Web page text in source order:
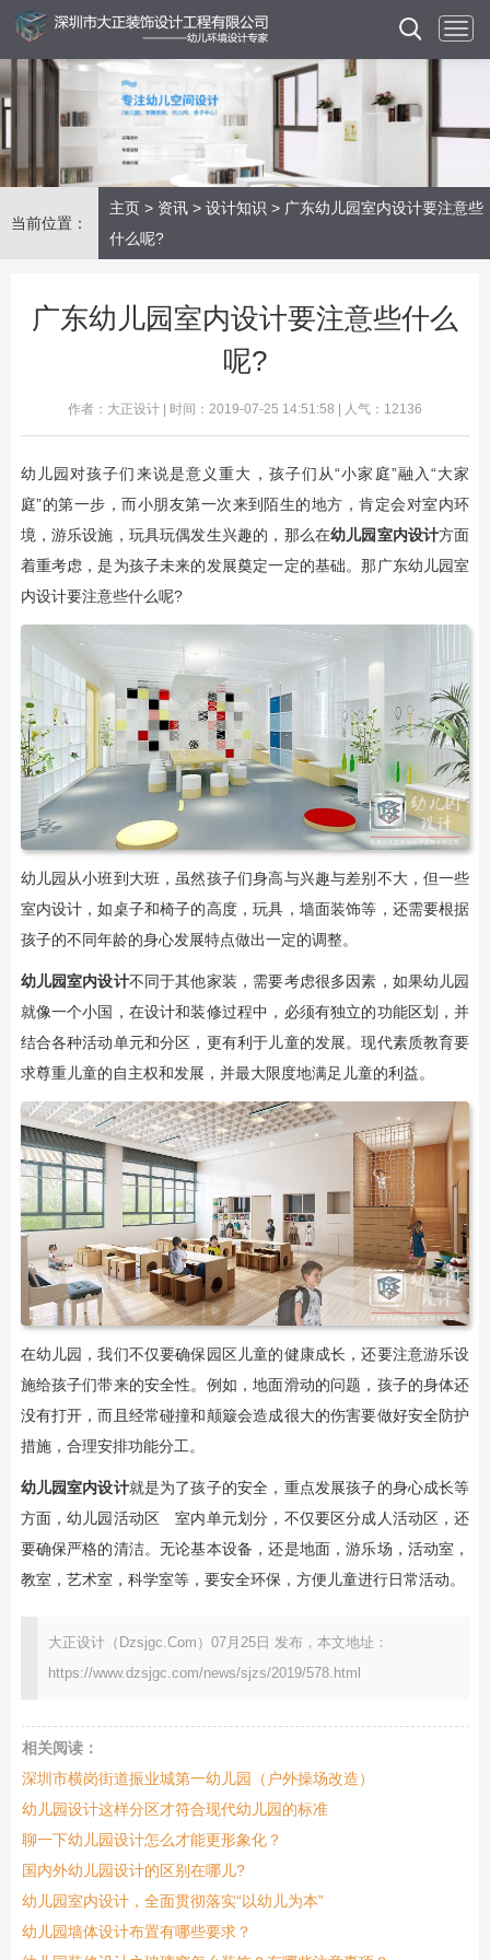
当前位置：
主页 > 资讯 > 设计知识 > 广东幼儿园室内设计要注意些
什么呢?
广东幼儿园室内设计要注意些什么
呢?
作者：大正设计 | 时间：2019-07-25 14:51:58 | 人气：12136
幼儿园对孩子们来说是意义重大，孩子们从“小家庭”融入“大家
庭”的第一步，而小朋友第一次来到陌生的地方，肯定会对室内环
境，游乐设施，玩具玩偶发生兴趣的，那么在幼儿园室内设计方面
着重考虑，是为孩子未来的发展奠定一定的基础。那广东幼儿园室
内设计要注意些什么呢?
幼儿园从小班到大班，虽然孩子们身高与兴趣与差别不大，但一些
室内设计，如桌子和椅子的高度，玩具，墙面装饰等，还需要根据
孩子的不同年龄的身心发展特点做出一定的调整。
幼儿园室内设计不同于其他家装，需要考虑很多因素，如果幼儿园
就像一个小国，在设计和装修过程中，必须有独立的功能区划，并
结合各种活动单元和分区，更有利于儿童的发展。现代素质教育要
求尊重儿童的自主权和发展，并最大限度地满足儿童的利益。
在幼儿园，我们不仅要确保园区儿童的健康成长，还要注意游乐设
施给孩子们带来的安全性。例如，地面滑动的问题，孩子的身体还
没有打开，而且经常碰撞和颠簸会造成很大的伤害要做好安全防护
措施，合理安排功能分工。
幼儿园室内设计就是为了孩子的安全，重点发展孩子的身心成长等
方面，幼儿园活动区 室内单元划分，不仅要区分成人活动区，还
要确保严格的清洁。无论基本设备，还是地面，游乐场，活动室，
教室，艺术室，科学室等，要安全环保，方便儿童进行日常活动。
大正设计（Dzsjgc.Com）07月25日 发布，本文地址：
https://www.dzsjgc.com/news/sjzs/2019/578.html
相关阅读：
深圳市横岗街道振业城第一幼儿园（户外操场改造）
幼儿园设计这样分区才符合现代幼儿园的标准
聊一下幼儿园设计怎么才能更形象化？
国内外幼儿园设计的区别在哪儿?
幼儿园室内设计，全面贯彻落实“以幼儿为本”
幼儿园墙体设计布置有哪些要求？